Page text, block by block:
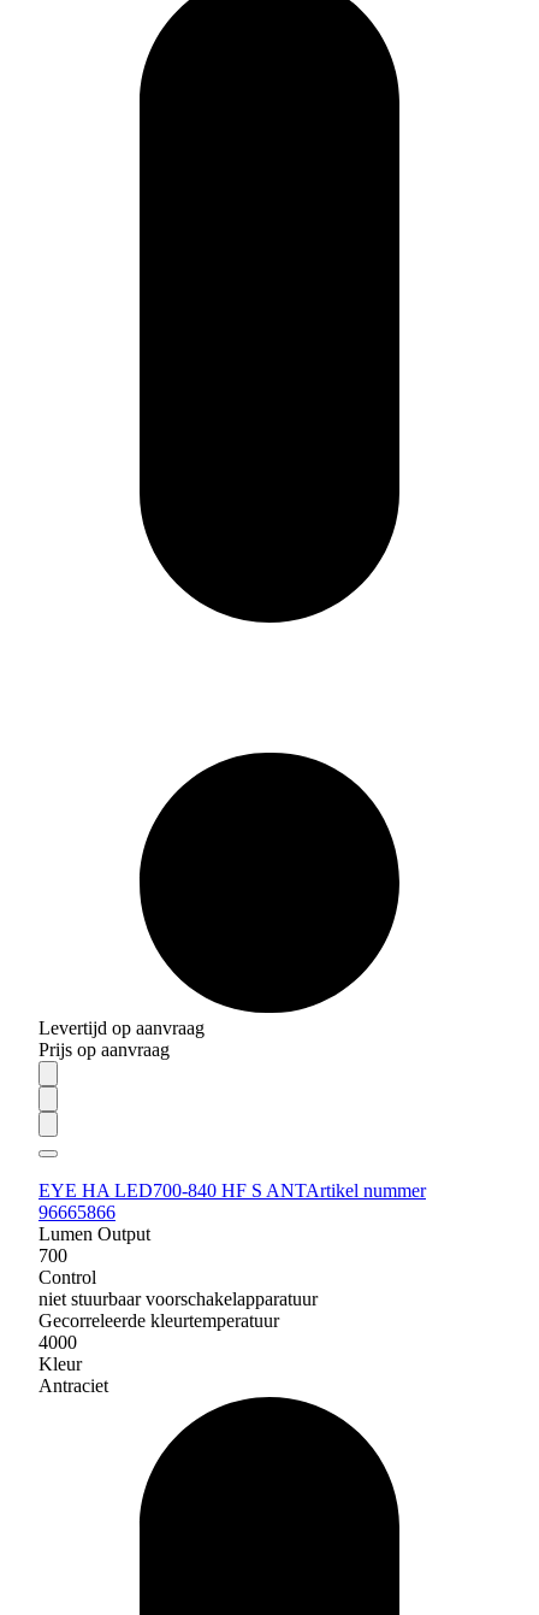
Levertijd op aanvraag
Prijs op aanvraag
EYE HA LED700-840 HF S ANTArtikel nummer
96665866
Lumen Output
700
Control
niet stuurbaar voorschakelapparatuur
Gecorreleerde kleurtemperatuur
4000
Kleur
Antraciet